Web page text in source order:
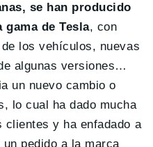
se han producido
gama de Tesla, con
los vehículos, nuevas
algunas versiones…
un nuevo cambio o
lo cual ha dado mucha
clientes y ha enfadado a
pedido a la marca